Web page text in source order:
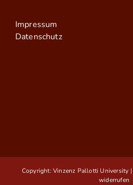
Impressum
Datenschutz
Copyright: Vinzenz Pallotti University |
widerrufen